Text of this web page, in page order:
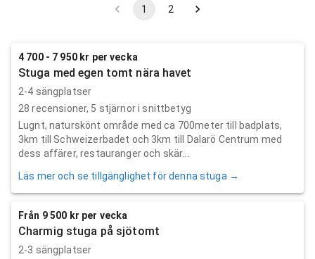
1 2
4 700 - 7 950 kr per vecka
Stuga med egen tomt nära havet
2-4 sängplatser
28 recensioner, 5 stjärnor i snittbetyg
Lugnt, naturskönt område med ca 700meter till badplats,
3km till Schweizerbadet och 3km till Dalarö Centrum med
dess affärer, restauranger och skär...
Läs mer och se tillgänglighet för denna stuga →
Från 9 500 kr per vecka
Charmig stuga på sjötomt
2-3 sängplatser